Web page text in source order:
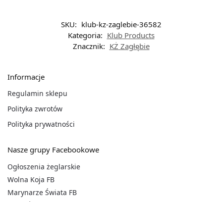
SKU: klub-kz-zaglebie-36582
Kategoria: Klub Products
Znacznik: KŻ Zagłębie
Informacje
Regulamin sklepu
Polityka zwrotów
Polityka prywatności
Nasze grupy Facebookowe
Ogłoszenia żeglarskie
Wolna Koja FB
Marynarze Świata FB